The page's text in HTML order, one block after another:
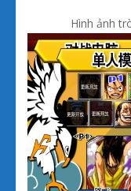
Hình ảnh